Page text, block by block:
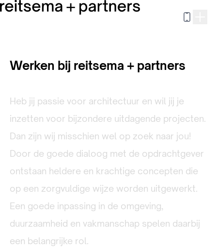
Werken bij reitsema + partners
Heb jij passie voor architectuur en wil jij je
inzetten voor bijzondere uitdagende projecten.
Dan zijn wij misschien wel op zoek naar jou!
Door de goede dialoog met de opdrachtgever
ontstaan heldere en krachtige concepten die
op een zorgvuldige wijze worden uitgewerkt.
Een goede inpassing in de omgeving,
duurzaamheid en vakmanschap spelen daarbij
een belangrijke rol.